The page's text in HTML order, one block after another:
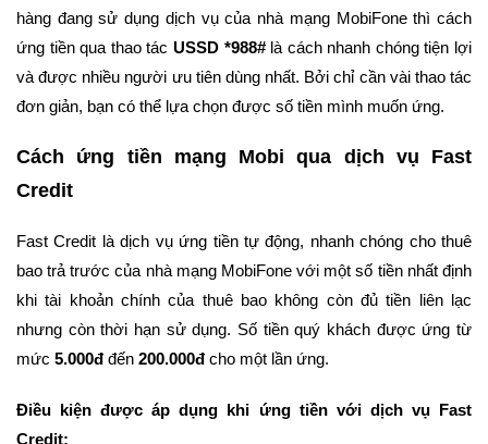
hàng đang sử dụng dịch vụ của nhà mạng MobiFone thì cách
ứng tiền qua thao tác USSD *988#là cách nhanh chóng tiện lợi
và được nhiều người ưu tiên dùng nhất. Bởi chỉ cần vài thao tác
đơn giản, bạn có thể lựa chọn được số tiền mình muốn ứng.
Cách ứng tiền mạng Mobi qua dịch vụ Fast
Credit
Fast Credit là dịch vụ ứng tiền tự động, nhanh chóng cho thuê
bao trả trước của nhà mạng MobiFone với một số tiền nhất định
khi tài khoản chính của thuê bao không còn đủ tiền liên lạc
nhưng còn thời hạn sử dụng. Số tiền quý khách được ứng từ
mức 5.000đđến 200.000đcho một lần ứng.
Điều kiện được áp dụng khi ứng tiền với dịch vụ Fast
Credit: